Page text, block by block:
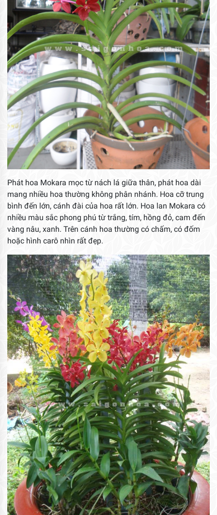
Phát hoa Mokara mọc từ nách lá giữa thân, phát hoa dài
mang nhiều hoa thường không phân nhánh. Hoa cỡ trung
bình đến lớn, cánh đài của hoa rất lớn. Hoa lan Mokara có
nhiều màu sắc phong phú từ trắng, tím, hồng đỏ, cam đến
vàng nâu, xanh. Trên cánh hoa thường có chấm, có đốm
hoặc hình carô nhìn rất đẹp.